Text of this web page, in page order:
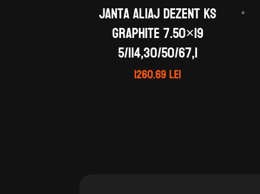
Janta aliaj DEZENT KS
graphite 7.50×19
5/114,30/50/67,1
1260.69lei